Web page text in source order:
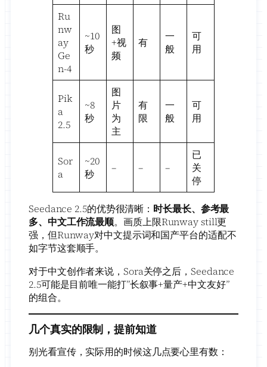
Ru
nw
ay
Ge
n-4
~10
秒
图
+视
频
有
一
般
可
用
Pik
a
2.5
~8
秒
图
片
为
主
有
限
一
般
可
用
Sor
a
~20
秒
– – –
已
关
停
Seedance 2.5的优势很清晰： 时长最长、参考最
多、中文工作流最顺。画质上限Runway still更
强，但Runway对中文提示词和国产平台的适配不
如字节这套顺手。
对于中文创作者来说，Sora关停之后，Seedance
2.5可能是目前唯一能打”长叙事+量产+中文友好”
的组合。
几个真实的限制，提前知道
别光看宣传，实际用的时候这几点要心里有数：